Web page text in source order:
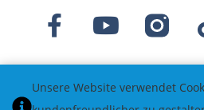
Unsere Website verwendet